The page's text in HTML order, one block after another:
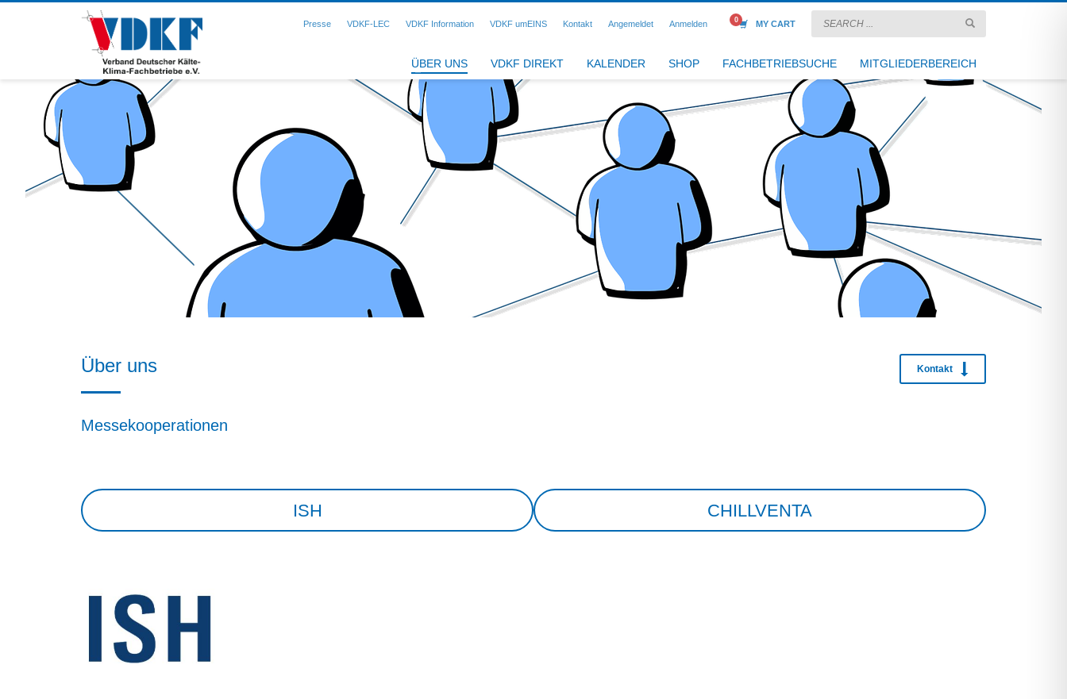
Presse VDKF-LEC VDKF Information VDKF umEINS Kontakt Angemeldet Anmelden MY CART
ÜBER UNS VDKF DIREKT KALENDER SHOP FACHBETRIEBSUCHE MITGLIEDERBEREICH
Über uns
Messekooperationen
Kontakt
ISH CHILLVENTA